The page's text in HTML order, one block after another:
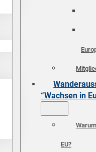
“Wachsen in
EU?